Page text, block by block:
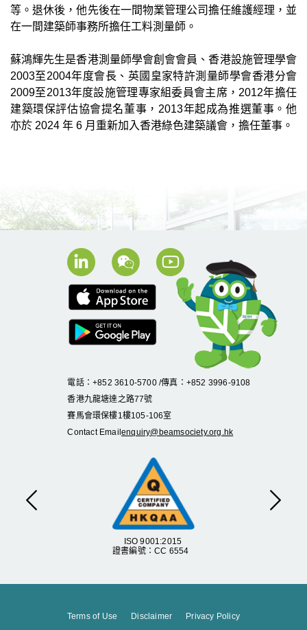
等。退休後，他先後在一間物業管理公司擔任維護經理，並
在一間建築師事務所擔任工料測量師。
蘇鴻輝先生是香港測量師學會創會會員、香港設施管理學會
2003至2004年度會長、英國皇家特許測量師學會香港分會
2009至2013年度設施管理專家組委員會主席，2012年擔任
建築環保評估協會提名董事，2013年起成為推選董事。他
亦於 2024 年 6 月重新加入香港綠色建築議會，擔任董事。
ISO 9001:2015
證書編號：CC 6554
Previous Next
電話：+852 3610-5700 /傳真：+852 3996-9108
香港九龍塘達之路77號
賽馬會環保樓1樓105-106室
Contact Emailenquiry@beamsociety.org.hk
Terms of Use Disclaimer Privacy Policy